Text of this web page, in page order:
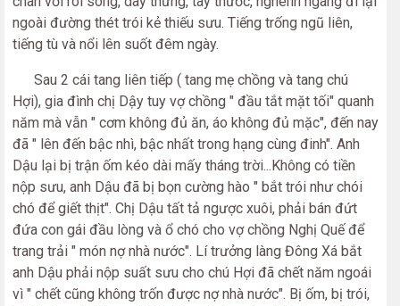
ngoài đường thét trói kẻ thiếu sưu. Tiếng trống ngũ liên,
tiếng tù và nổi lên suốt đêm ngày.
Sau 2 cái tang liên tiếp ( tang mẹ chồng và tang chú
Hợi), gia đình chị Dậy tuy vợ chồng " đầu tắt mặt tối" quanh
năm mà vẫn " cơm không đủ ăn, áo không đủ mặc", đến nay
đã " lên đến bậc nhì, bậc nhất trong hạng cùng đinh". Anh
Dậu lại bị trận ốm kéo dài mấy tháng trời...Không có tiền
nộp sưu, anh Dậu đã bị bọn cường hào " bắt trói như chói
chó để giết thịt". Chị Dậu tất tả ngược xuôi, phải bán đứt
đứa con gái đầu lòng và ổ chó cho vợ chồng Nghị Quế để
trang trải " món nợ nhà nước". Lí trưởng làng Đông Xá bắt
anh Dậu phải nộp suất sưu cho chú Hợi đã chết năm ngoái
vì " chết cũng không trốn được nợ nhà nước". Bị ốm, bị trói,